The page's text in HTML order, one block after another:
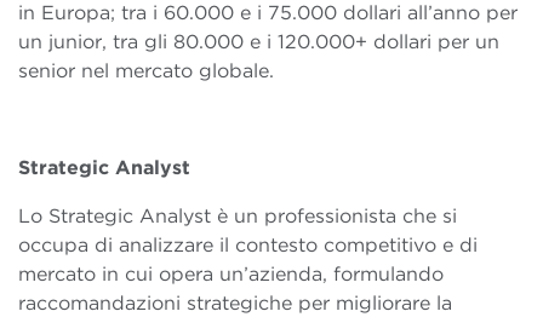
in Europa; tra i 60.000 e i 75.000 dollari all’anno per
un junior, tra gli 80.000 e i 120.000+ dollari per un
senior nel mercato globale.
Strategic Analyst
Lo Strategic Analyst è un professionista che si
occupa di analizzare il contesto competitivo e di
mercato in cui opera un’azienda, formulando
raccomandazioni strategiche per migliorare la